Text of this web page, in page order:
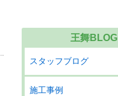
王舞BLOG
スタッフブログ
施工事例